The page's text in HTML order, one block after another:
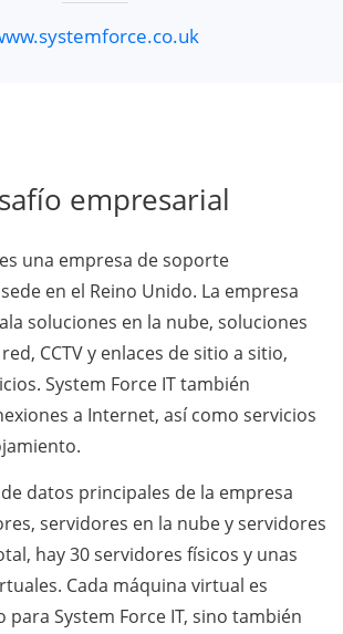
empresarial
una empresa de soporte
en el Reino Unido. La empresa
soluciones en la nube, soluciones
CCTV y enlaces de sitio a sitio,
System Force IT también
a Internet, así como servicios
datos principales de la empresa
servidores en la nube y servidores
hay 30 servidores físicos y unas
Cada máquina virtual es
System Force IT, sino también